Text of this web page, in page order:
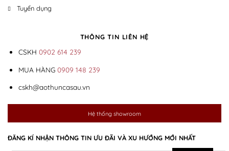
Tuyển dụng
THÔNG TIN LIÊN HỆ
CSKH 0902 614 239
MUA HÀNG 0909 148 239
cskh@aothuncasau.vn
Hệ thống showroom
ĐĂNG KÍ NHẬN THÔNG TIN ƯU ĐÃI VÀ XU HƯỚNG MỚI NHẤT